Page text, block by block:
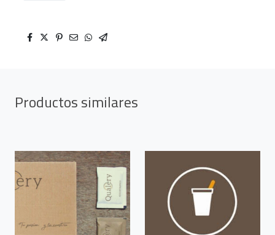
Productos similares